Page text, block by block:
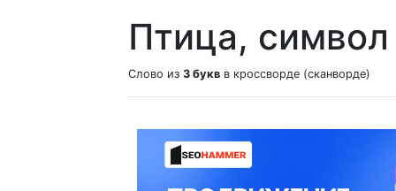
Птица,
Слово из 3 букв в кроссворде (сканворде)